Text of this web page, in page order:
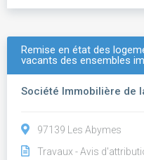
Remise en état des
vacants des ensembles
Société Immobilière de
97139 Les Abymes
Travaux - Avis